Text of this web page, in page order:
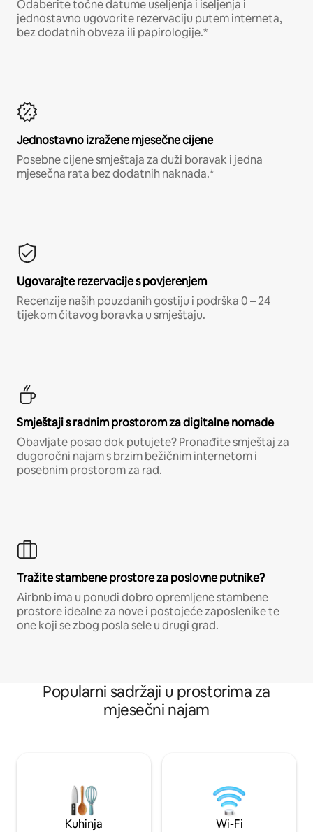
Odaberite točne datume useljenja i iseljenja i
jednostavno ugovorite rezervaciju putem interneta,
bez dodatnih obveza ili papirologije.*
Jednostavno izražene mjesečne cijene
Posebne cijene smještaja za duži boravak i jedna
mjesečna rata bez dodatnih naknada.*
Ugovarajte rezervacije s povjerenjem
Recenzije naših pouzdanih gostiju i podrška 0 – 24
tijekom čitavog boravka u smještaju.
Smještaji s radnim prostorom za digitalne nomade
Obavljate posao dok putujete? Pronađite smještaj za
dugoročni najam s brzim bežičnim internetom i
posebnim prostorom za rad.
Tražite stambene prostore za poslovne putnike?
Airbnb ima u ponudi dobro opremljene stambene
prostore idealne za nove i postojeće zaposlenike te
one koji se zbog posla sele u drugi grad.
Popularni sadržaji u prostorima za
mjesečni najam
Kuhinja Wi-Fi